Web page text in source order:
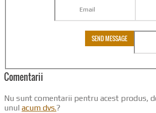
Comentarii
Nu sunt comentarii pentru acest produs,
unul acum dvs.?